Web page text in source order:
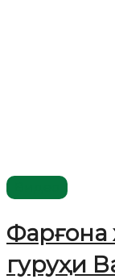
гуруҳи